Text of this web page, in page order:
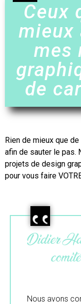
Ceux
mieux
mes
de
Rien de mieux que
afin de sauter le pas.
projets de design
pour vous faire
Maëlle
Merci